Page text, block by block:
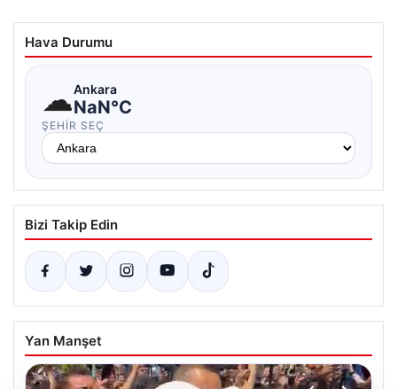
Hava Durumu
☁Ankara
NaN°C
ŞEHIR SEÇ
Bizi Takip Edin
Yan Manşet